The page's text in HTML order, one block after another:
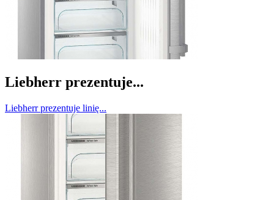
Liebherr prezentuje...
Liebherr prezentuje linię...